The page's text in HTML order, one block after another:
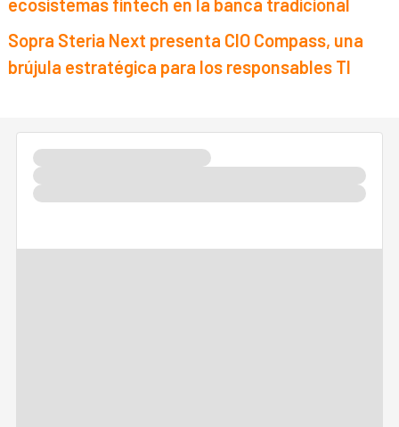
ecosistemas fintech en la banca tradicional
Sopra Steria Next presenta CIO Compass, una
brújula estratégica para los responsables TI